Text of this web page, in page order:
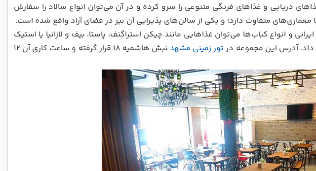
دریایی و غذاهای فرنگی متنوعی را سرو کرده و در آن می‌توان انواع سالاد را سفارش
و انواع کباب‌ها می‌توان غذاهایی مانند چیکن استراگنف، پاستا، بیف و لازانیا یا استیک
داد. آدرس این مجموعه در تور زمینی مشهد
نبش هاشمیه 18 قرار گرفته و ساعت کاری آن 12